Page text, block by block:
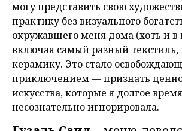
могу представить свою
практику без визуального
окружавшего меня дома (хоть и
включая самый разный текстиль,
керамику. Это стало
приключением — признать
искусства, которые я долгое время
несознательно игнорировала.